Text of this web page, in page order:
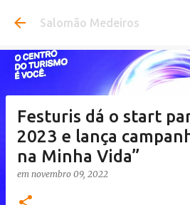
Pular para o
Salomão Medeiros
Festuris dá o start
2023 e lança
na Minha Vida”
em novembro 09, 2022